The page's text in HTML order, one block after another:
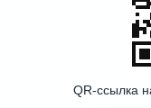
QR-ссылка